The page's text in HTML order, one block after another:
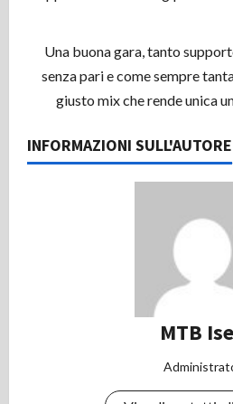
Una buona gara, tanto
senza pari e come sempre
giusto mix che rende unica
INFORMAZIONI SULL'AUTORE
MTB